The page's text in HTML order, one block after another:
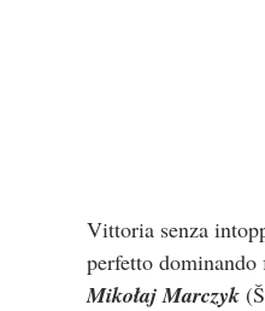
Vittoria senza
perfetto
Mikołaj Marczyk